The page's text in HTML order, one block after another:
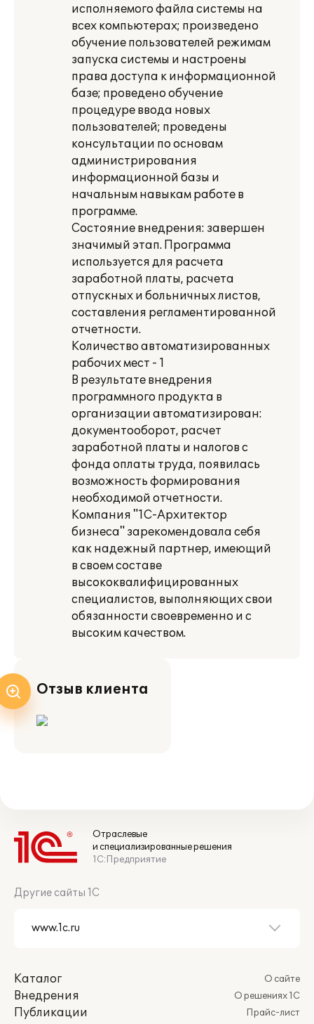
исполняемого файла системы на
всех компьютерах; произведено
обучение пользователей режимам
запуска системы и настроены
права доступа к информационной
базе; проведено обучение
процедуре ввода новых
пользователей; проведены
консультации по основам
администрирования
информационной базы и
начальным навыкам работе в
программе.
Состояние внедрения: завершен
значимый этап. Программа
используется для расчета
заработной платы, расчета
отпускных и больничных листов,
составления регламентированной
отчетности.
Количество автоматизированных
рабочих мест - 1
В результате внедрения
программного продукта в
организации автоматизирован:
документооборот, расчет
заработной платы и налогов с
фонда оплаты труда, появилась
возможность формирования
необходимой отчетности.
Компания "1С-Архитектор
бизнеса" зарекомендовала себя
как надежный партнер, имеющий
в своем составе
высококвалифицированных
специалистов, выполняющих свои
обязанности своевременно и с
высоким качеством.
Отзыв клиента
Отраслевые
и специализированные решения
1С:Предприятие
Другие сайты 1С
Каталог
Внедрения
Публикации
О сайте
О решениях 1С
Прайс-лист